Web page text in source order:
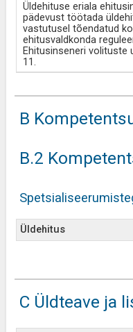
Üldehituse eriala
pädevust töötada
vastutusel tõendatud
ehitusvaldkonda
Ehitusinseneri volituste
11.
B
B.2
Üldehitus
C Üldteave ja